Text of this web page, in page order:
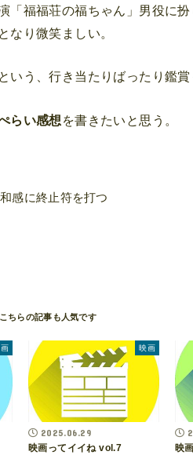
「福福荘の福ちゃん」男役に
なり微笑ましい。
いう、行き当たりばったり鑑賞
らい感想 を書きたいと思う。
感に終止符を打つ
映画
2025.06.29
映画ってイイね vol.7 映